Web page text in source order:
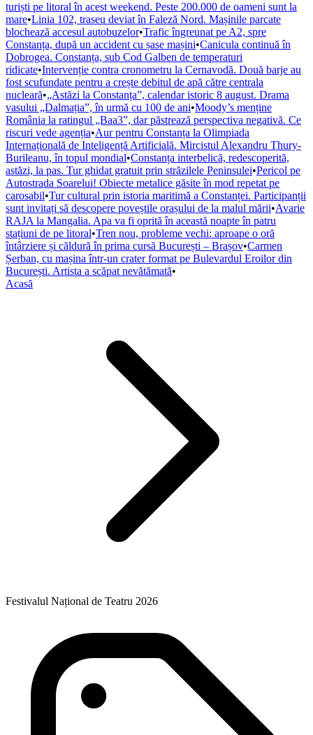
turiști pe litoral în acest weekend. Peste 200.000 de oameni sunt la
mare•Linia 102, traseu deviat în Faleză Nord. Mașinile parcate
blochează accesul autobuzelor•Trafic îngreunat pe A2, spre
Constanța, după un accident cu șase mașini•Canicula continuă în
Dobrogea. Constanța, sub Cod Galben de temperaturi
ridicate•Intervenție contra cronometru la Cernavodă. Două barje au
fost scufundate pentru a crește debitul de apă către centrala
nucleară•„Astăzi la Constanța”, calendar istoric 8 august. Drama
vasului „Dalmația”, în urmă cu 100 de ani•Moody’s menține
România la ratingul „Baa3”, dar păstrează perspectiva negativă. Ce
riscuri vede agenția•Aur pentru Constanța la Olimpiada
Internațională de Inteligență Artificială. Mircistul Alexandru Thury-
Burileanu, în topul mondial•Constanța interbelică, redescoperită,
astăzi, la pas. Tur ghidat gratuit prin străzilele Peninsulei•Pericol pe
Autostrada Soarelui! Obiecte metalice găsite în mod repetat pe
carosabil•Tur cultural prin istoria maritimă a Constanței. Participanții
sunt invitați să descopere poveștile orașului de la malul mării•Avarie
RAJA la Mangalia. Apa va fi oprită în această noapte în patru
stațiuni de pe litoral•Tren nou, probleme vechi: aproape o oră
întârziere și căldură în prima cursă București – Brașov•Carmen
Șerban, cu mașina într-un crater format pe Bulevardul Eroilor din
București. Artista a scăpat nevătămată•
Acasă
Festivalul Național de Teatru 2026